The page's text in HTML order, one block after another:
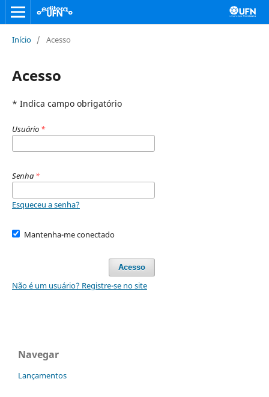
Início / Acesso
Acesso
* Indica campo obrigatório
Usuário *
Senha *
Esqueceu a senha?
Mantenha-me conectado
Acesso
Não é um usuário? Registre-se no site
Navegar
Lançamentos